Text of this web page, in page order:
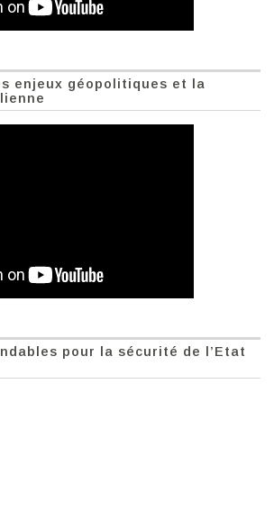
enjeux géopolitiques et la
pour la sécurité de l’Etat